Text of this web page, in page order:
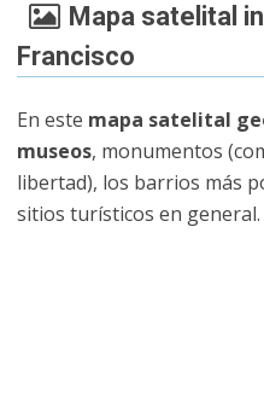
Mapa satelital
Francisco
En este mapa satelital
museos, monumentos
libertad), los barrios más
sitios turísticos en general.